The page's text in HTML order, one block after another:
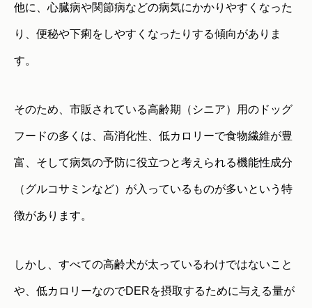
他に、心臓病や関節病などの病気にかかりやすくなった
り、便秘や下痢をしやすくなったりする傾向がありま
す。
そのため、市販されている高齢期（シニア）用のドッグ
フードの多くは、高消化性、低カロリーで食物繊維が豊
富、そして病気の予防に役立つと考えられる機能性成分
（グルコサミンなど）が入っているものが多いという特
徴があります。
しかし、すべての高齢犬が太っているわけではないこと
や、低カロリーなのでDERを摂取するために与える量が